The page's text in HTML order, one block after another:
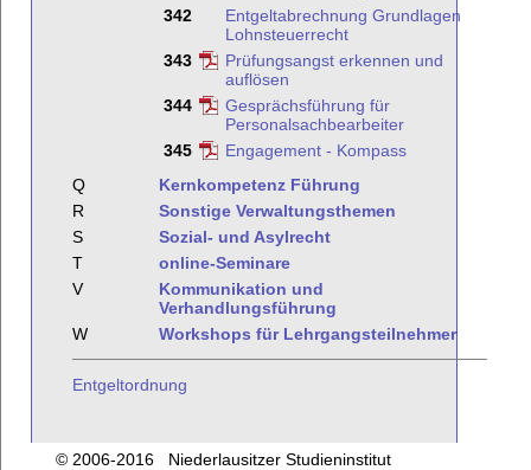
342
Entgeltabrechnung Grundlagen
Lohnsteuerrecht
343
Prüfungsangst erkennen und
auflösen
344
Gesprächsführung für
Personalsachbearbeiter
345
Engagement - Kompass
Q
Kernkompetenz Führung
R
Sonstige Verwaltungsthemen
S
Sozial- und Asylrecht
T
online-Seminare
V
Kommunikation und
Verhandlungsführung
W
Workshops für Lehrgangsteilnehmer
Entgeltordnung
© 2006-2016 Niederlausitzer Studieninstitut